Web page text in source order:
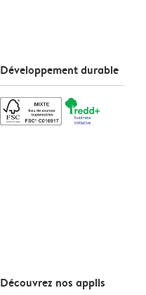
Développement durable
Découvrez nos applis